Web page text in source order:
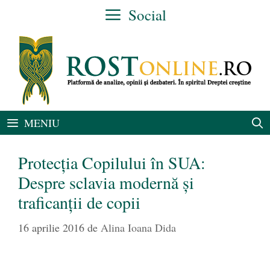
conținut
Social
MENIU
Protecția Copilului în SUA:
Despre sclavia modernă și
traficanții de copii
16 aprilie 2016 de Alina Ioana Dida